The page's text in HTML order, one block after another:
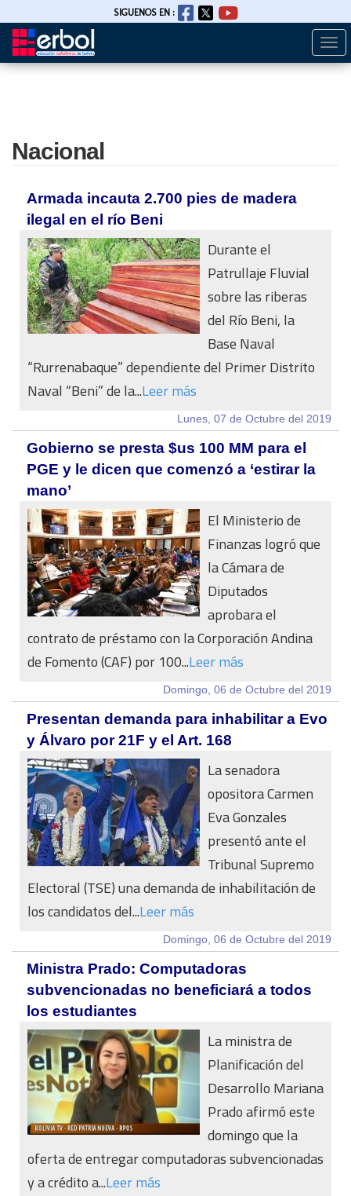
Pasar
SIGUENOS EN :
Nacional
Armada incauta 2.700 pies de madera
ilegal en el río Beni
Durante el
Patrullaje Fluvial
sobre las riberas
del Río Beni, la
Base Naval
“Rurrenabaque” dependiente del Primer Distrito
Naval “Beni” de la...Leer más
Lunes, 07 de Octubre del 2019
Gobierno se presta $us 100 MM para el
PGE y le dicen que comenzó a ‘estirar la
mano’
El Ministerio de
Finanzas logró que
la Cámara de
Diputados
aprobara el
contrato de préstamo con la Corporación Andina
de Fomento (CAF) por 100...Leer más
Domingo, 06 de Octubre del 2019
Presentan demanda para inhabilitar a Evo
y Álvaro por 21F y el Art. 168
La senadora
opositora Carmen
Eva Gonzales
presentó ante el
Tribunal Supremo
Electoral (TSE) una demanda de inhabilitación de
los candidatos del...Leer más
Domingo, 06 de Octubre del 2019
Ministra Prado: Computadoras
subvencionadas no beneficiará a todos
los estudiantes
La ministra de
Planificación del
Desarrollo Mariana
Prado afirmó este
domingo que la
oferta de entregar computadoras subvencionadas
y a crédito a...Leer más